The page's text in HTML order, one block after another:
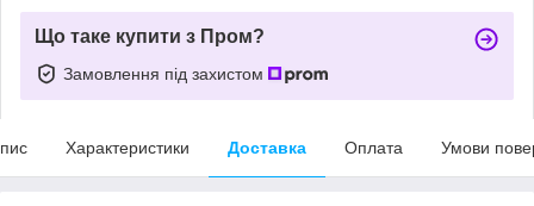
Що таке купити з Пром?
Замовлення під захистом
Характеристики Доставка Оплата Умови